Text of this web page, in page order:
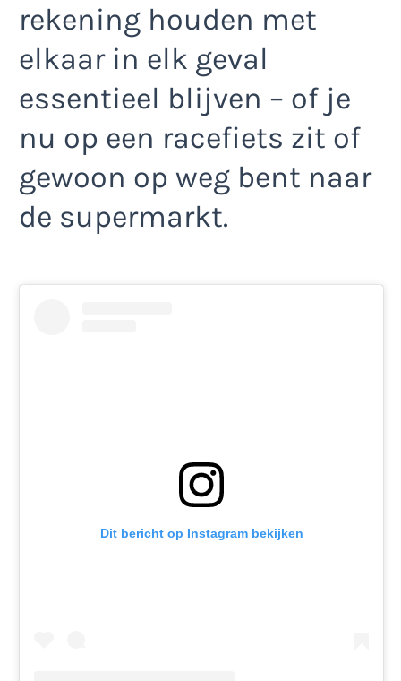
rekening houden met
elkaar in elk geval
essentieel blijven – of je
nu op een racefiets zit of
gewoon op weg bent naar
de supermarkt.
Dit bericht op Instagram bekijken